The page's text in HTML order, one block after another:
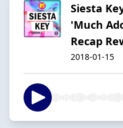
Siesta
'Much
Recap
2018-01-15